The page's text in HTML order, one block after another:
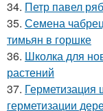
34. Петр павел
35. Семена
тимьян в горшке
36. Школка для
растений
37.
герметизации